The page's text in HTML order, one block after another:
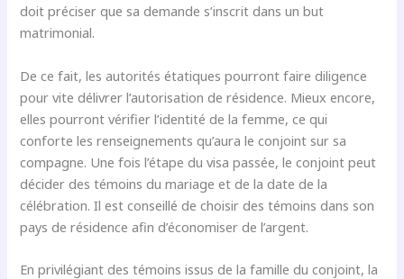
doit préciser que sa demande s’inscrit dans un but
matrimonial.
De ce fait, les autorités étatiques pourront faire diligence
pour vite délivrer l’autorisation de résidence. Mieux encore,
elles pourront vérifier l’identité de la femme, ce qui
conforte les renseignements qu’aura le conjoint sur sa
compagne. Une fois l’étape du visa passée, le conjoint peut
décider des témoins du mariage et de la date de la
célébration. Il est conseillé de choisir des témoins dans son
pays de résidence afin d’économiser de l’argent.
En privilégiant des témoins issus de la famille du conjoint, la